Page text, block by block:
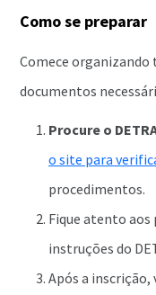
Como se preparar
Comece organizando
documentos
Procure o
o site para
procedimentos.
Fique atento aos
instruções do
Após a inscrição,